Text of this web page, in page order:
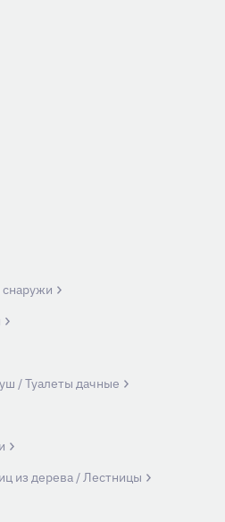
/ Туалеты дачные
из дерева / Лестницы